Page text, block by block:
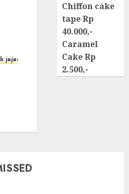
jajanan pasar
Chiffon cake
tape Rp
40.000,-
Caramel
Cake Rp
2.500,-